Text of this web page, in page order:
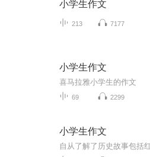
小学生作文
213 7177
小学生作文
喜马拉雅小学生的作文
69 2299
小学生作文